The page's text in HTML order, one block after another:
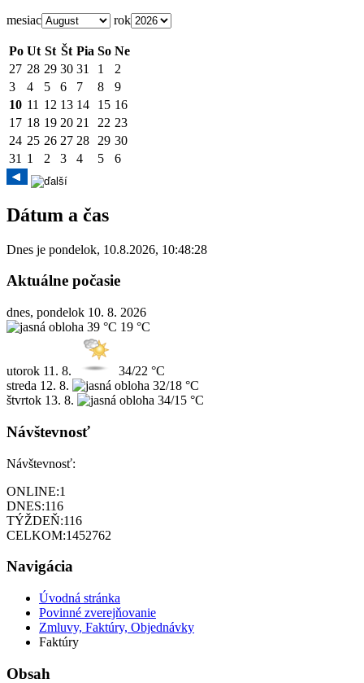
mesiac rok
Po Ut St Št Pia So Ne
27 28 29 30 31 1
2
3
4 5 6 7 8
9
10 11 12 13 14 15 16
17 18 19 20 21 22 23
24 25 26 27 28 29 30
31 1 2 3 4 5 6
Dátum a čas
Dnes je pondelok, 10.8.2026, 10:48:28
Aktuálne počasie
dnes, pondelok 10. 8. 2026
39 °C 19 °C
utorok 11. 8.
34/22 °C
streda 12. 8.
32/18 °C
štvrtok 13. 8. 34/15 °C
Návštevnosť
Návštevnosť:
ONLINE:1
DNES:116
TÝŽDEŇ:116
CELKOM:1452762
Navigácia
Úvodná stránka
Povinné zverejňovanie
Zmluvy, Faktúry, Objednávky
Faktúry
Obsah